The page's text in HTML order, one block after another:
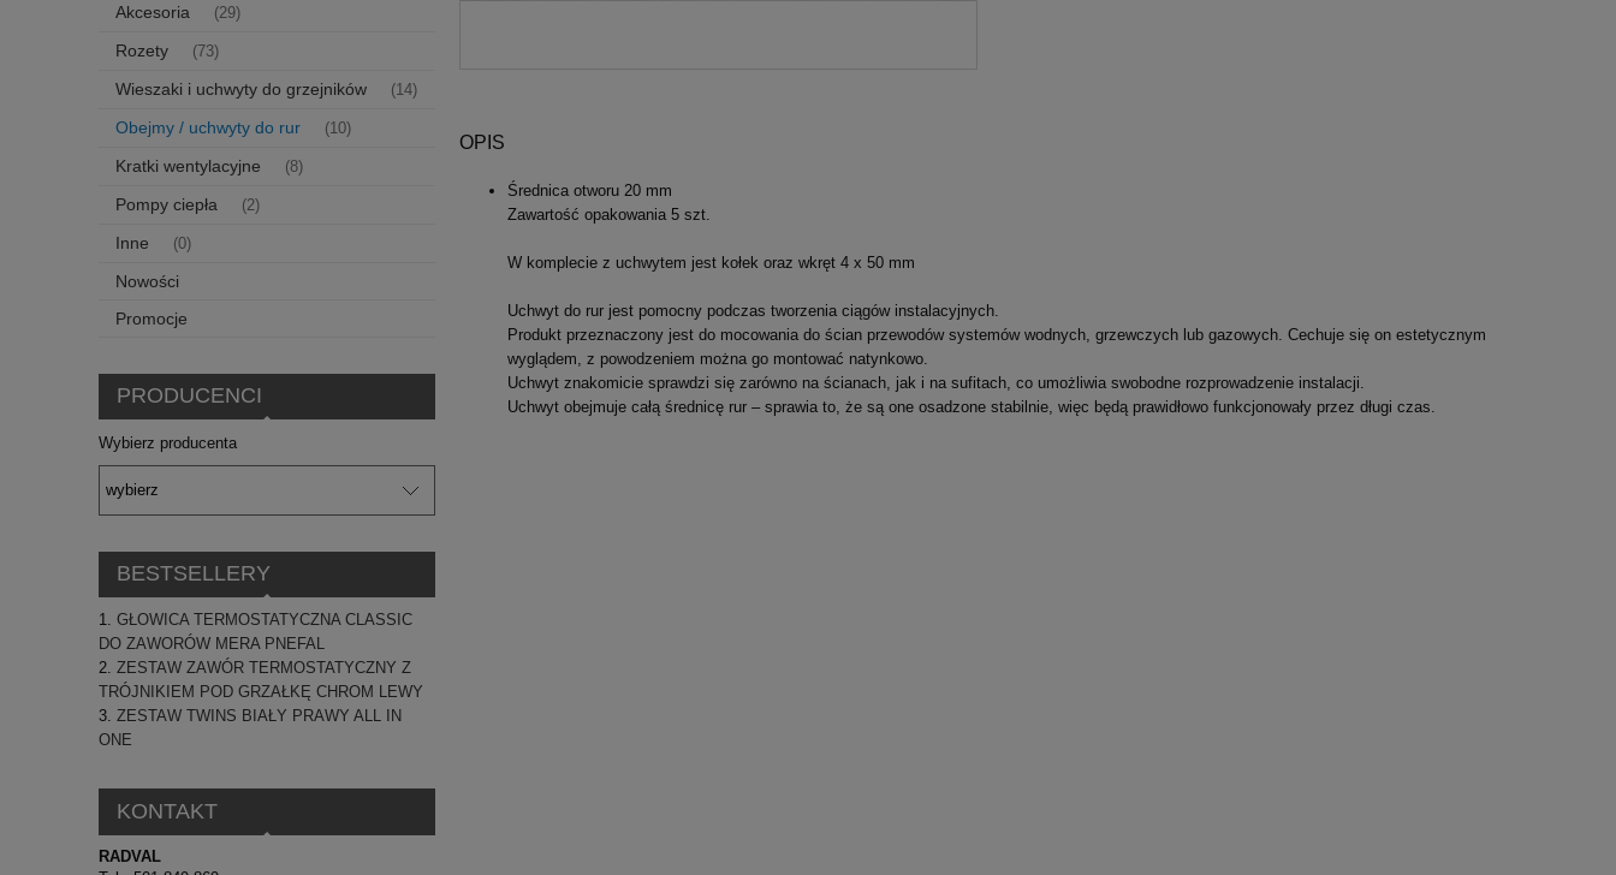
Akcesoria (29)
Rozety (73)
Wieszaki i uchwyty do grzejników (14)
Obejmy / uchwyty do rur (10)
Kratki wentylacyjne (8)
Pompy ciepła (2)
Inne (0)
Nowości
Promocje
PRODUCENCI
Wybierz producenta
BESTSELLERY
GŁOWICA TERMOSTATYCZNA CLASSIC
DO ZAWORÓW MERA PNEFAL
ZESTAW ZAWÓR TERMOSTATYCZNY Z
TRÓJNIKIEM POD GRZAŁKĘ CHROM LEWY
ZESTAW TWINS BIAŁY PRAWY ALL IN
ONE
KONTAKT
RADVAL
OPIS
Średnica otworu 20 mm
Zawartość opakowania 5 szt.
W komplecie z uchwytem jest kołek oraz wkręt 4 x 50 mm
Uchwyt do rur jest pomocny podczas tworzenia ciągów instalacyjnych.
Produkt przeznaczony jest do mocowania do ścian przewodów systemów wodnych, grzewczych lub gazowych. Cechuje się on estetycznym
wyglądem, z powodzeniem można go montować natynkowo.
Uchwyt znakomicie sprawdzi się zarówno na ścianach, jak i na sufitach, co umożliwia swobodne rozprowadzenie instalacji.
Uchwyt obejmuje całą średnicę rur – sprawia to, że są one osadzone stabilnie, więc będą prawidłowo funkcjonowały przez długi czas.